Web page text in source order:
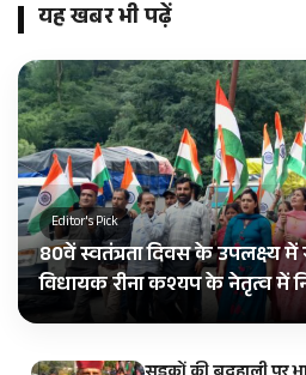
यह खबर भी पढ़ें
Editor's Pick
80वें स्वतंत्रता दिवस के उपलक्ष्य
विधायक रीना कश्यप के नेतृत्व में